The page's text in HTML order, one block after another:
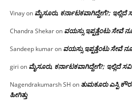
Vinayon ಮೈಸೂರು, ಕರ್ನಾಟಕವಾಗಿದ್ದೇಗೆ?; ಇಲ್ಲಿದೆ
Chandra Shekaron ವಯಸ್ಸು ಇಪ್ಪತ್ತೆಂಟು ಸೇವೆ
Sandeep kumaron ವಯಸ್ಸು ಇಪ್ಪತ್ತೆಂಟು ಸೇವೆ
giri on ಮೈಸೂರು, ಕರ್ನಾಟಕವಾಗಿದ್ದೇಗೆ?; ಇಲ್ಲಿದೆ
Nagendrakumarsh SH on ತುಮಕೂರು ಎಸ್ಪಿ
ಹೀಗಿತ್ತು